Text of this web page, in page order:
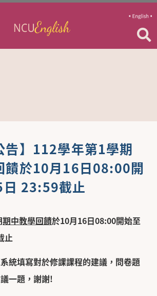
告】112學年第1學期
饋於10月16日08:00開
23:59截止
期中教學回饋於10月16日08:00開始至
止
統填寫對於修課課程的建議，問卷題
一題，謝謝!